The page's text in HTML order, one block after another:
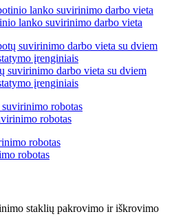
lanko suvirinimo darbo vieta
suvirinimo darbo vieta su dviem
įrenginiais
robotas
robotas